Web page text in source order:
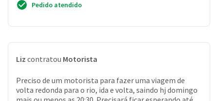
Pedido atendido
Liz contratou Motorista
Preciso de um motorista para fazer uma viagem de
volta redonda para o rio, ida e volta, saindo hj domingo